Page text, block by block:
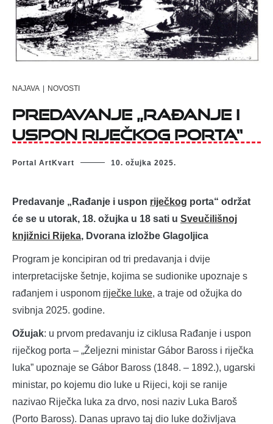
NAJAVA | NOVOSTI
Predavanje „Rađanje i
uspon riječkog porta“
Portal ArtKvart 10. ožujka 2025.
Predavanje „Rađanje i uspon riječkog porta“ održat
će se u utorak, 18. ožujka u 18 sati u Sveučilišnoj
knjižnici Rijeka, Dvorana izložbe Glagoljica
Program je koncipiran od tri predavanja i dvije
interpretacijske šetnje, kojima se sudionike upoznaje s
rađanjem i usponom riječke luke, a traje od ožujka do
svibnja 2025. godine.
Ožujak: u prvom predavanju iz ciklusa Rađanje i uspon
riječkog porta – „Željezni ministar Gábor Baross i riječka
luka” upoznaje se Gábor Baross (1848. – 1892.), ugarski
ministar, po kojemu dio luke u Rijeci, koji se ranije
nazivao Riječka luka za drvo, nosi naziv Luka Baroš
(Porto Baross). Danas upravo taj dio luke doživljava